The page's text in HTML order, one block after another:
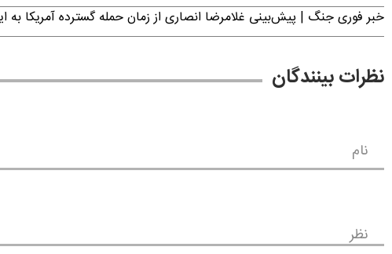
خبر فوری جنگ | پیش‌بینی غلامرضا انصاری از زمان حمله گسترده آمریکا به
نظرات بینندگان
نام
نظر